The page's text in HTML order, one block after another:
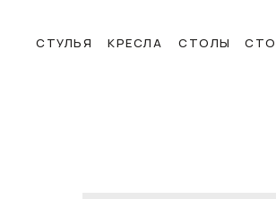
СТУЛЬЯ СТОЛЫ
КРЕСЛА